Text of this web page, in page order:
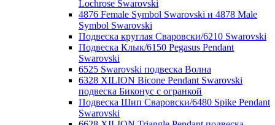
Lochrose Swarovski
4876 Female Symbol Swarovski и 4878 Male
Symbol Swarovski
Подвеска круглая Сваровски/6210 Swarovski
Подвеска Клык/6150 Pegasus Pendant
Swarovski
6525 Swarovski подвеска Волна
6328 XILION Bicone Pendant Swarovski
подвеска Биконус c огранкой
Подвеска Шип Сваровски/6480 Spike Pendant
Swarovski